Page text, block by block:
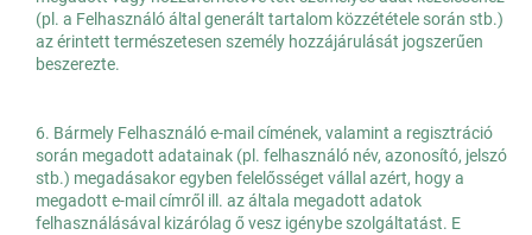
(pl. a Felhasználó által generált tartalom közzététele során stb.)
az érintett természetesen személy hozzájárulását jogszerűen
beszerezte.
6. Bármely Felhasználó e-mail címének, valamint a regisztráció
során megadott adatainak (pl. felhasználó név, azonosító, jelszó
stb.) megadásakor egyben felelősséget vállal azért, hogy a
megadott e-mail címről ill. az általa megadott adatok
felhasználásával kizárólag ő vesz igénybe szolgáltatást. E